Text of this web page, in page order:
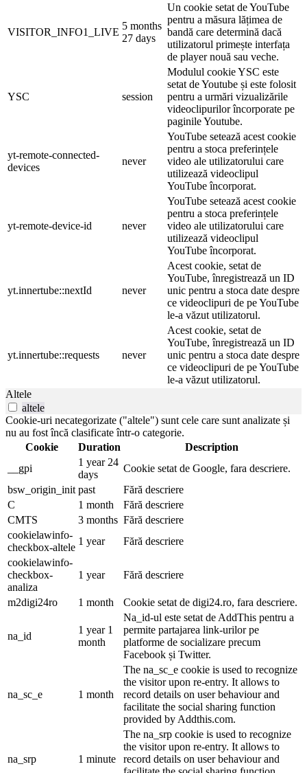
VISITOR_INFO1_LIVE
5 months
27 days
Un cookie setat de YouTube
pentru a măsura lățimea de
bandă care determină dacă
utilizatorul primește interfața
de player nouă sau veche.
YSC session
Modulul cookie YSC este
setat de Youtube și este folosit
pentru a urmări vizualizările
videoclipurilor încorporate pe
paginile Youtube.
yt-remote-connected-
devices
never
YouTube setează acest cookie
pentru a stoca preferințele
video ale utilizatorului care
utilizează videoclipul
YouTube încorporat.
yt-remote-device-id never
YouTube setează acest cookie
pentru a stoca preferințele
video ale utilizatorului care
utilizează videoclipul
YouTube încorporat.
yt.innertube::nextId never
Acest cookie, setat de
YouTube, înregistrează un ID
unic pentru a stoca date despre
ce videoclipuri de pe YouTube
le-a văzut utilizatorul.
yt.innertube::requests never
Acest cookie, setat de
YouTube, înregistrează un ID
unic pentru a stoca date despre
ce videoclipuri de pe YouTube
le-a văzut utilizatorul.
Altele
altele
Cookie-uri necategorizate ("altele") sunt cele care sunt analizate și
nu au fost încă clasificate într-o categorie.
Cookie
Duration
Description
__gpi
1 year 24
days
Cookie setat de Google, fara descriere.
bsw_origin_init past
Fără descriere
C
1 month
Fără descriere
CMTS
3 months Fără descriere
cookielawinfo-
checkbox-altele
1 year
Fără descriere
cookielawinfo-
checkbox-
analiza
1 year Fără descriere
m2digi24ro 1 month Cookie setat de digi24.ro, fara descriere.
na_id
1 year 1
month
Na_id-ul este setat de AddThis pentru a
permite partajarea link-urilor pe
platforme de socializare precum
Facebook și Twitter.
na_sc_e 1 month
The na_sc_e cookie is used to recognize
the visitor upon re-entry. It allows to
record details on user behaviour and
facilitate the social sharing function
provided by Addthis.com.
na_srp 1 minute
The na_srp cookie is used to recognize
the visitor upon re-entry. It allows to
record details on user behaviour and